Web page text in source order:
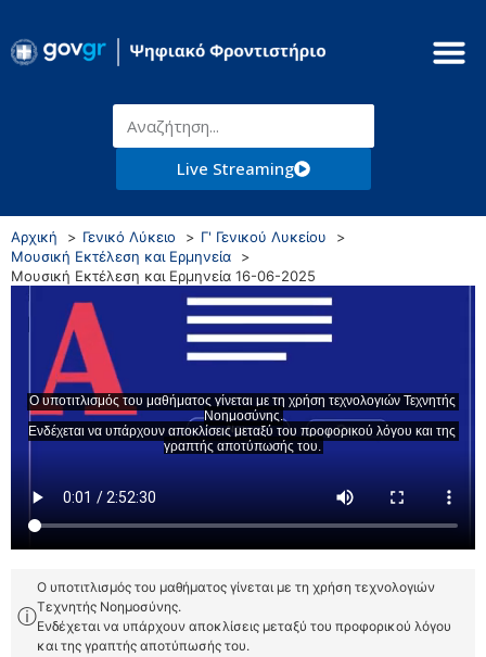
Live Streaming
Αρχική Γενικό Λύκειο
Γ' Γενικού Λυκείου
Μουσική Εκτέλεση και Ερμηνεία
Μουσική Εκτέλεση και Ερμηνεία 16-06-2025
ⓘ
Ο υποτιτλισμός του μαθήματος γίνεται με τη χρήση τεχνολογιών
Τεχνητής Νοημοσύνης.
Ενδέχεται να υπάρχουν αποκλίσεις μεταξύ του προφορικού λόγου
και της γραπτής αποτύπωσής του.